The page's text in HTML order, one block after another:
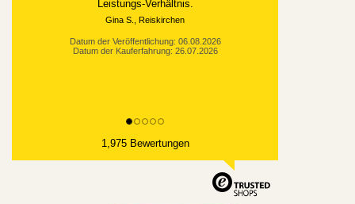
Datum der Kauferfahrung: 21.07.2026
1,975 Bewertungen